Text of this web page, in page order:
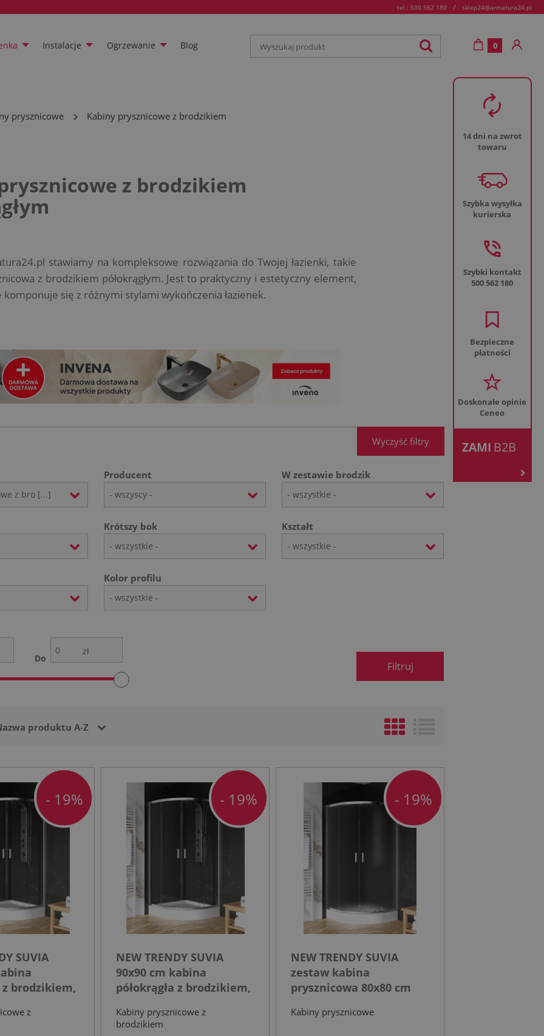
tel.: 500 562 180 / sklep24@armatura24.pl
Instalacje Ogrzewanie Blog 0
prysznicowe
Kabiny prysznicowe z brodzikiem
z brodzikiem
stawiamy na kompleksowe rozwiązania do Twojej łazienki, takie
z brodzikiem półokrągłym. Jest to praktyczny i estetyczny element,
się z różnymi stylami wykończenia łazienek.
Wyczyść filtry
z bro [...]
Producent
- wszyscy -
W zestawie brodzik
- wszystkie -
Krótszy bok
- wszystkie -
Kształt
- wszystkie -
Kolor profilu
- wszystkie -
Do
zł
Filtruj
produktu A-Z
SUVIA
z brodzikiem,
z
- 19%
NEW TRENDY SUVIA
90x90 cm kabina
półokrągła z brodzikiem,
Kabiny prysznicowe z
brodzikiem
- 19%
NEW TRENDY SUVIA
zestaw kabina
prysznicowa 80x80 cm
szkło satyna z
Kabiny prysznicowe
- 19%
14 dni na zwrot
towaru
Szybka wysyłka
kurierska
Szybki kontakt
500 562 180
Bezpieczne
płatności
Doskonałe opinie
Ceneo
ZAMI B2B